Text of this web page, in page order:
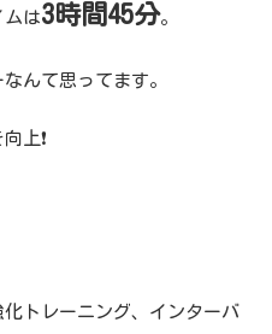
ムは3時間45分。
んて思ってます。
上❗️
トレーニング、インターバ